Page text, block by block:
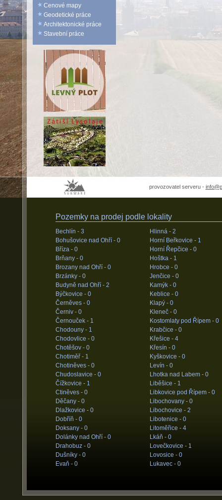
Cenové mapy
Geodetické práce
Architektonické práce
Stavební práce
provozovatel serveru -
Pozemky na prodej podle lokality
Bechlín - 3
Bohušovice nad Ohří - 0
Bříza - 0
Brňany - 0
Brozany nad Ohří - 0
Brzánky - 0
Budyně nad Ohří - 2
Býčkovice - 0
Černěves - 0
Černiv - 0
Černouček - 1
Chodouny - 1
Chodovlice - 0
Chotěšov - 0
Chotiměř - 1
Chotiněves - 0
Chudoslavice - 0
Čížkovice - 1
Ctiněves - 0
Děčany - 0
Dlažkovice - 0
Dobříň - 0
Doksany - 0
Dolánky nad Ohří - 0
Drahobuz - 0
Dušníky - 0
Evaň - 0
Hlinná - 2
Horní Beřkovice - 1
Horní Řepčice - 0
Hoštka - 1
Hrobce - 0
Jenčice - 0
Kamýk - 0
Keblice - 0
Klapý - 0
Kleneč - 0
Kostomlaty pod Řípem - 0
Krabčice - 0
Křešice - 4
Křesín - 0
Kyškovice - 0
Levín - 0
Lhotka nad Labem - 0
Liběšice - 1
Libkovice pod Řípem - 0
Libochovany - 0
Libochovice - 2
Libotenice - 0
Litoměřice - 4
Lkáň - 0
Lovečkovice - 1
Lovosice - 0
Lukavec - 0